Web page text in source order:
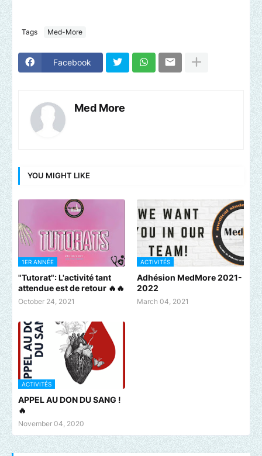
Tags Med-More
Facebook
Med More
YOU MIGHT LIKE
1ER ANNÉE
"Tutorat": L'activité tant
attendue est de retour 🔥🔥
October 24, 2021
ACTIVITÉS
Adhésion MedMore 2021-
2022
March 04, 2021
ACTIVITÉS
APPEL AU DON DU SANG !
🔥
November 04, 2020